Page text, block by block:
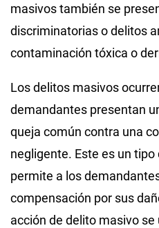
masivos también se
discriminatorias o delitos
contaminación tóxica o
Los delitos masivos
demandantes presentan
queja común contra una
negligente. Este es un tipo
permite a los
compensación por sus
acción de delito masivo